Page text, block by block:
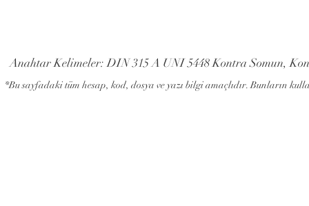
Anahtar Kelimeler: DIN 315 A UNI 5448 Kontra Somun,
*Bu sayfadaki tüm hesap, kod, dosya ve yazı bilgi amaçlıdır. Bunların